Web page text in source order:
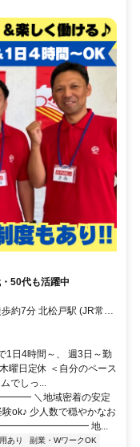
50代も活躍中
約7分 北松戸駅 (JR常磐
1日4時間～、 週3日～勤
曜日定休 ＜自分のペース
でしっ...
＼地域密着の安定
ok♪ 少人数で穏やかなお
地...
あり
副業・WワークOK